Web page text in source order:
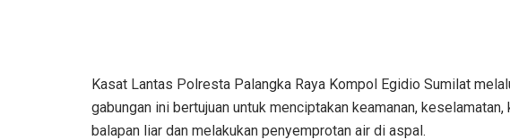
Kasat Lantas Polresta Palangka Raya Kompol Egidio Sumilat
gabungan ini bertujuan untuk menciptakan keamanan,
balapan liar dan melakukan penyemprotan air di aspal.